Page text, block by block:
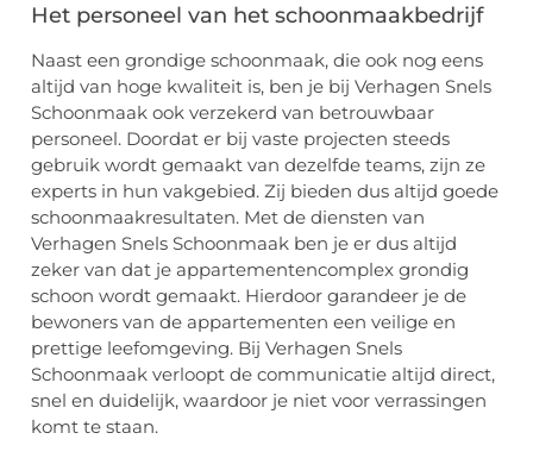
Het personeel van het schoonmaakbedrijf
Naast een grondige schoonmaak, die ook nog eens
altijd van hoge kwaliteit is, ben je bij Verhagen Snels
Schoonmaak ook verzekerd van betrouwbaar
personeel. Doordat er bij vaste projecten steeds
gebruik wordt gemaakt van dezelfde teams, zijn ze
experts in hun vakgebied. Zij bieden dus altijd goede
schoonmaakresultaten. Met de diensten van
Verhagen Snels Schoonmaak ben je er dus altijd
zeker van dat je appartementencomplex grondig
schoon wordt gemaakt. Hierdoor garandeer je de
bewoners van de appartementen een veilige en
prettige leefomgeving. Bij Verhagen Snels
Schoonmaak verloopt de communicatie altijd direct,
snel en duidelijk, waardoor je niet voor verrassingen
komt te staan.